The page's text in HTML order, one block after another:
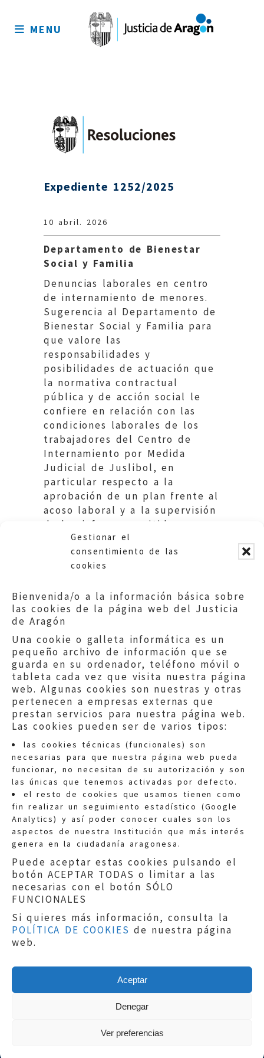
Gestionar el
consentimiento de las
cookies
Bienvenida/o a la información básica sobre
las cookies de la página web del Justicia
de Aragón
Una cookie o galleta informática es un
pequeño archivo de información que se
guarda en su ordenador, teléfono móvil o
tableta cada vez que visita nuestra página
web. Algunas cookies son nuestras y otras
pertenecen a empresas externas que
prestan servicios para nuestra página web.
Las cookies pueden ser de varios tipos:
las cookies técnicas (funcionales) son
necesarias para que nuestra página web pueda
funcionar, no necesitan de su autorización y son
las únicas que tenemos activadas por defecto.
el resto de cookies que usamos tienen como
fin realizar un seguimiento estadístico (Google
Analytics) y así poder conocer cuales son los
aspectos de nuestra Institución que más interés
genera en la ciudadanía aragonesa.
Puede aceptar estas cookies pulsando el
botón ACEPTAR TODAS o limitar a las
necesarias con el botón SÓLO
FUNCIONALES
Si quieres más información, consulta la
POLÍTICA DE COOKIES de nuestra página
web.
Aceptar
Denegar
Ver preferencias
sitio
MENU
Expediente 1252/2025
10 abril. 2026
Departamento de Bienestar
Social y Familia
Denuncias laborales en centro
de internamiento de menores.
Sugerencia al Departamento de
Bienestar Social y Familia para
que valore las
responsabilidades y
posibilidades de actuación que
la normativa contractual
pública y de acción social le
confiere en relación con las
condiciones laborales de los
trabajadores del Centro de
Internamiento por Medida
Judicial de Juslibol, en
particular respecto a la
aprobación de un plan frente al
acoso laboral y a la supervisión
de los informes emitidos por
los educadores sociales.
Quejas:quejas@eljusticiadearagon.es
Información general:
informacion@eljusticiadearagon.es
Teléfonos:900 210 210/
Aviso legal|Política de privacidad|
Protección de Datos
Política de cookies
Copyright © 2019El Justicia de Aragón|
Sephor Consulting